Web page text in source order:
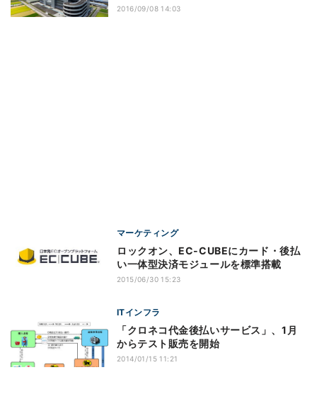
2016/09/08 14:03
マーケティング
ロックオン、EC-CUBEにカード・後払
い一体型決済モジュールを標準搭載
2015/06/30 15:23
ITインフラ
「クロネコ代金後払いサービス」、1月
からテスト販売を開始
2014/01/15 11:21